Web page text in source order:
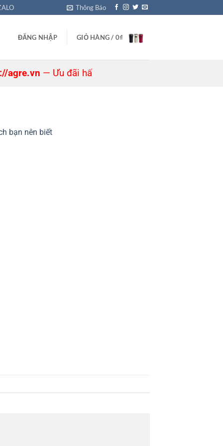
Thông Báo
ĐĂNG NHẬP GIỎ HÀNG / 0₫
— Ưu đãi hấp dẫn đang chờ bạn! 🎁
bạn nên biết